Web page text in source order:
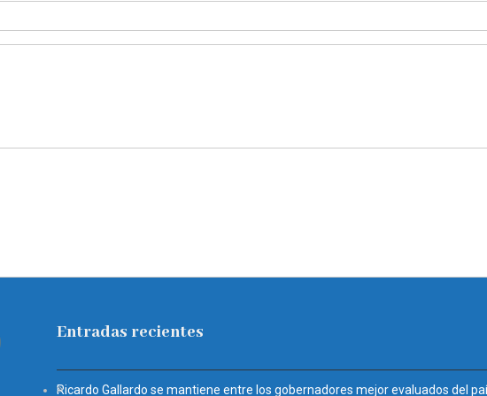
Entradas recientes
Ricardo Gallardo se mantiene entre los gobernadores mejor evaluados del